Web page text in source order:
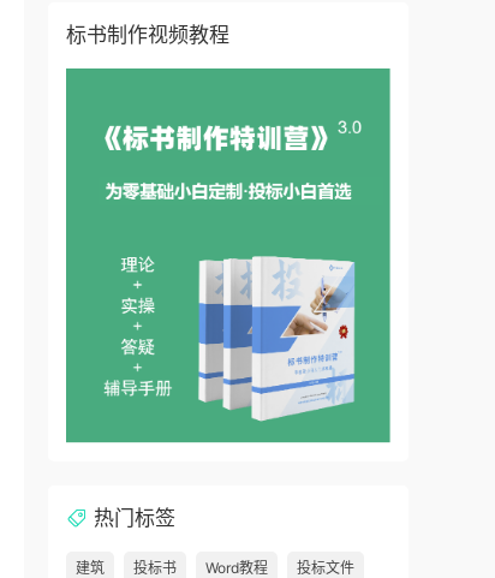
标书制作视频教程
热门标签
建筑 投标书 Word教程 投标文件